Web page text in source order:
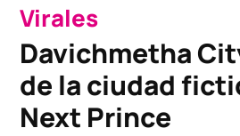
POSTED
IN
Virales
Davichmetha
de la ciudad
Next Prince